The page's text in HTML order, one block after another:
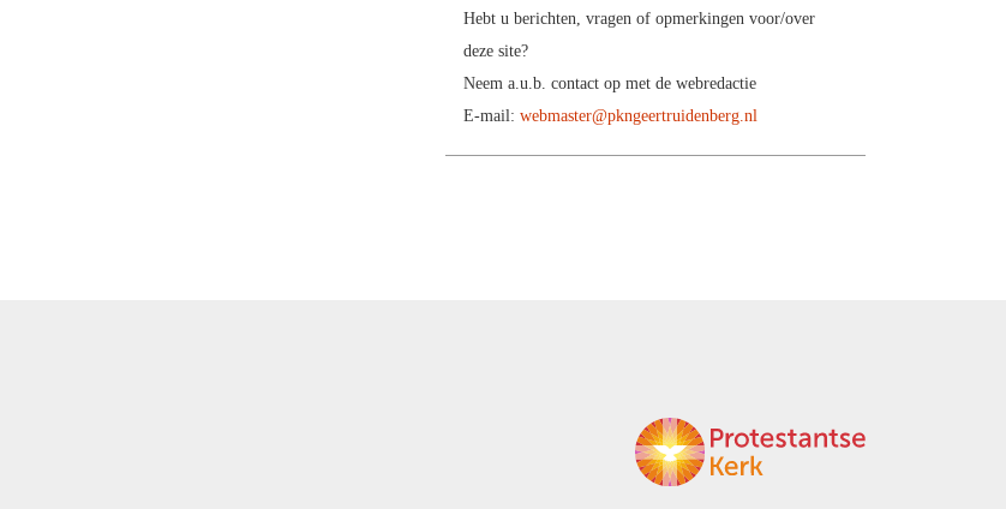
Hebt u berichten, vragen of opmerkingen voor/over
deze site?
Neem a.u.b. contact op met de webredactie
E-mail: webmaster@pkngeertruidenberg.nl